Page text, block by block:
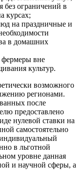
без ограничений в
курсах;
на праздничные и
в домашних
фермеры вне
культур.
возможного
регионами.
после
предоставлено
нулевой ставки на
самостоятельно
в льготной
уровне данная
и научной сферы, а